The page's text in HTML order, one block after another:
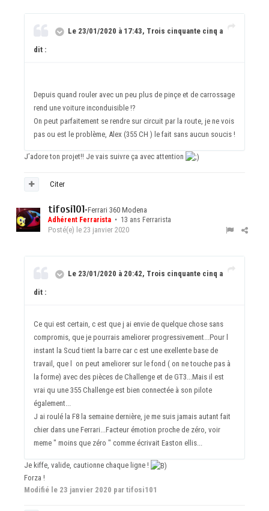
Le 23/01/2020 à 17:43, Trois cinquante cinq a
dit :
Depuis quand rouler avec un peu plus de pinçe et de carrossage
rend une voiture inconduisible !?
On peut parfaitement se rendre sur circuit par la route, je ne vois
pas ou est le problème, Alex (355 CH ) le fait sans aucun soucis !
J’adore ton projet!! Je vais suivre ça avec attention
Citer
tifosi101•Ferrari 360 Modena
Adhérent Ferrarista • 13 ans Ferrarista
Posté(e) le 23 janvier 2020
Le 23/01/2020 à 20:42, Trois cinquante cinq a
dit :
Ce qui est certain, c est que j ai envie de quelque chose sans
compromis, que je pourrais ameliorer progressivement...Pour l
instant la Scud tient la barre car c est une exellente base de
travail, que l on peut ameliorer sur le fond ( on ne touche pas à
la forme) avec des pièces de Challenge et de GT3...Mais il est
vrai qu une 355 Challenge est bien connectée à son pilote
également...
J ai roulé la F8 la semaine dernière, je me suis jamais autant fait
chier dans une Ferrari...Facteur émotion proche de zéro, voir
meme " moins que zéro " comme écrivait Easton ellis...
Je kiffe, valide, cautionne chaque ligne !
Forza !
Modifié le 23 janvier 2020 par tifosi101